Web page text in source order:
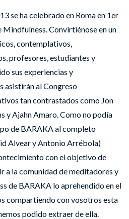
se ha celebrado en Roma en 1er
Convirtiénose en un
contemplativos,
profesores, estudiantes y
sus experiencias y
asistirán al Congreso
tan contrastados como Jon
y Ajahn Amaro. Como no podía
de BARAKA al completo
Alvear y Antonio Arrébola)
con el objetivo de
a la comunidad de meditadores y
de BARAKA lo aprehendido en el
compartiendo con vosotros esta
podido extraer de ella.